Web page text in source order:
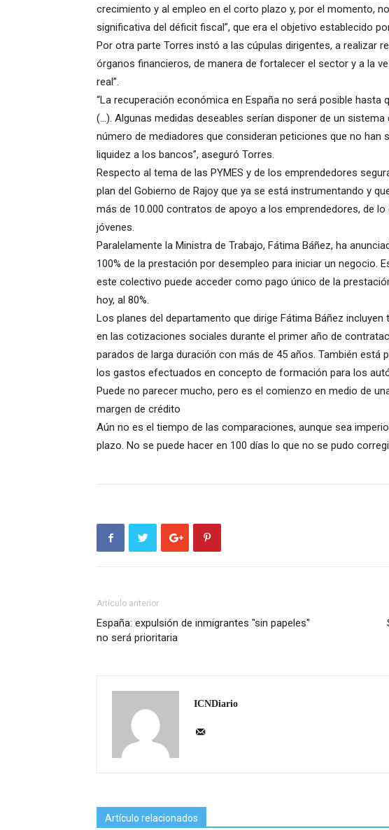
crecimiento y al empleo en el corto plazo y, por el momento,
significativa del déficit fiscal”, que era el objetivo establecido
Por otra parte Torres instó a las cúpulas dirigentes, a realizar
órganos financieros, de manera de fortalecer el sector y a la
real”.
“La recuperación económica en España no será posible hasta
(…). Algunas medidas deseables serían disponer de un
número de mediadores que consideran peticiones que no han
liquidez a los bancos”, aseguró Torres.
Respecto al tema de las PYMES y de los emprendedores
plan del Gobierno de Rajoy que ya se está instrumentando y
más de 10.000 contratos de apoyo a los emprendedores, de
jóvenes.
Paralelamente la Ministra de Trabajo, Fátima Báñez, ha
100% de la prestación por desempleo para iniciar un negocio.
este colectivo puede acceder como pago único de la
hoy, al 80%.
Los planes del departamento que dirige Fátima Báñez
en las cotizaciones sociales durante el primer año de
parados de larga duración con más de 45 años. También está
los gastos efectuados en concepto de formación para los
Puede no parecer mucho, pero es el comienzo en medio de
margen de crédito
Aún no es el tiempo de las comparaciones, aunque sea
plazo. No se puede hacer en 100 días lo que no se pudo
Artículo anterior
España: expulsión de inmigrantes "sin papeles"
no será prioritaria
ICNDiario
Artículo relacionados